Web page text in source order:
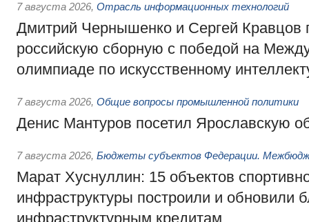
7 августа 2026, Отрасль информационных технологий
Дмитрий Чернышенко и Сергей Кравцов
российскую сборную с победой на
олимпиаде по искусственному
7 августа 2026, Общие вопросы промышленной политики
Денис Мантуров посетил Ярославскую
7 августа 2026, Бюджеты субъектов Федерации.
Марат Хуснуллин: 15 объектов
инфраструктуры построили и обновили
инфраструктурным кредитам